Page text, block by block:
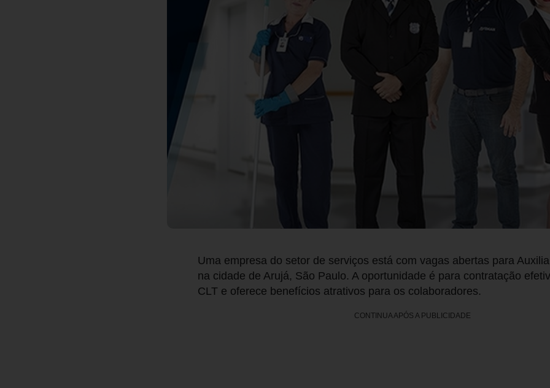
Uma empresa do setor de serviços está com vagas abertas para
na cidade de Arujá, São Paulo. A oportunidade é para contratação
CLT e oferece benefícios atrativos para os colaboradores.
CONTINUA APÓS A PUBLICIDADE